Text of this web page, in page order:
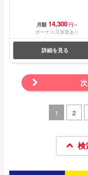
月額 14,300 円～
ボーナス月加算あり
詳細を見る
1 2
検